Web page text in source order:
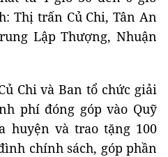
Thị trấn Củ Chi, Tân An
Lập Thượng, Nhuận
Chi và Ban tổ chức giải
phí đóng góp vào Quỹ
huyện và trao tặng 100
chính sách, góp phần